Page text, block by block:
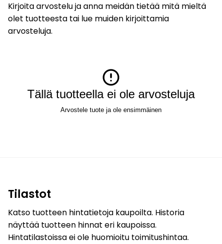
Kirjoita arvostelu ja anna meidän tietää mitä mieltä
olet tuotteesta tai lue muiden kirjoittamia
arvosteluja.
Tällä tuotteella ei ole arvosteluja
Arvostele tuote ja ole ensimmäinen
Tilastot
Katso tuotteen hintatietoja kaupoilta. Historia
näyttää tuotteen hinnat eri kaupoissa.
Hintatilastoissa ei ole huomioitu toimitushintaa.